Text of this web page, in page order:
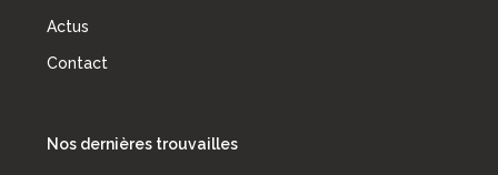
Actus
Contact
Nos dernières trouvailles